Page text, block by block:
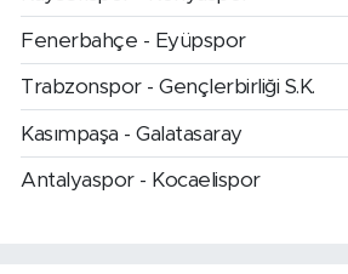
Fenerbahçe - Eyüpspor
Trabzonspor - Gençlerbirliği S.K.
Kasımpaşa - Galatasaray
Antalyaspor - Kocaelispor